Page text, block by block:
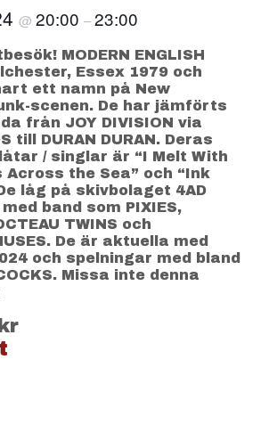
@ 20:00 –23:00
MODERN ENGLISH
Essex 1979 och
ett namn på New
scenen. De har jämförts
från JOY DIVISION via
till DURAN DURAN. Deras
/ singlar är “I Melt With
Across the Sea” och “Ink
låg på skivbolaget 4AD
band som PIXIES,
TWINS och
De är aktuella med
och spelningar med bland
Missa inte denna